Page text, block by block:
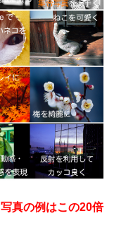
写真の例はこの20倍